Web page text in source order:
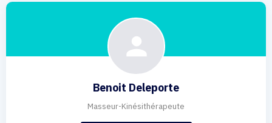
Benoit Deleporte
Masseur-Kinésithérapeute